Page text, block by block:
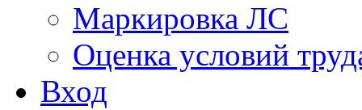
Маркировка ЛС
Оценка условий
Вход